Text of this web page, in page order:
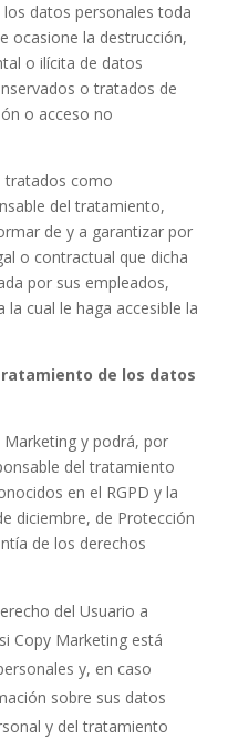
datos personales toda
ocasione la destrucción,
o ilícita de datos
o tratados de
o acceso no
tratados como
del tratamiento,
de y a garantizar por
o contractual que dicha
por sus empleados,
cual le haga accesible la
de los datos
Marketing y podrá, por
del tratamiento
en el RGPD y la
diciembre, de Protección
de los derechos
del Usuario a
Copy Marketing está
y, en caso
sobre sus datos
y del tratamiento